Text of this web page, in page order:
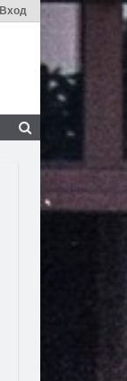
Вход